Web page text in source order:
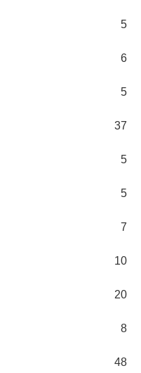
5
6
5
37
5
5
7
10
20
8
48